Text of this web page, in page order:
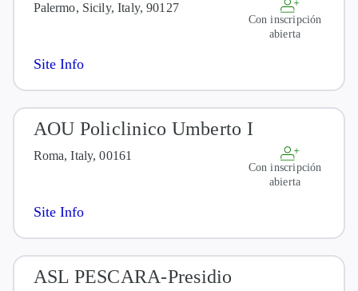
Palermo, Sicily, Italy, 90127
Con inscripción
abierta
Site Info
AOU Policlinico Umberto I
Roma, Italy, 00161
Con inscripción
abierta
Site Info
ASL PESCARA-Presidio